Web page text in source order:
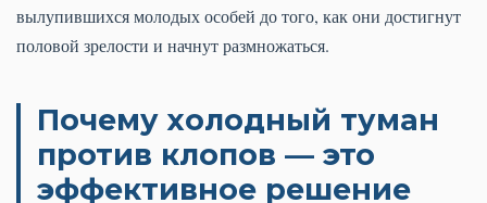
вылупившихся молодых особей до того, как они достигнут
половой зрелости и начнут размножаться.
Почему холодный туман
против клопов — это
эффективное решение